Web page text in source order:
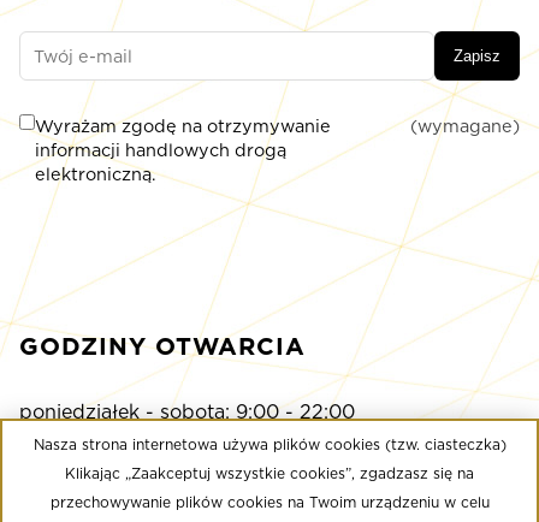
Zapisz
Wyrażam zgodę na otrzymywanie
informacji handlowych drogą
elektroniczną.
(wymagane)
GODZINY OTWARCIA
poniedziałek - sobota: 9:00 - 22:00
niedziela: 9:00 - 21:00
Nasza strona internetowa używa plików cookies (tzw. ciasteczka)
Klikając „Zaakceptuj wszystkie cookies”, zgadzasz się na
przechowywanie plików cookies na Twoim urządzeniu w celu